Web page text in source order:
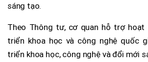
sáng tạo.
Theo Thông tư, cơ quan hỗ trợ hoạt
triển khoa học và công nghệ quốc
triển khoa học, công nghệ và đổi mới